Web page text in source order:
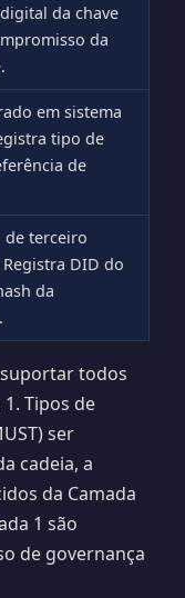
da chave
da
em sistema
tipo de
de
de terceiro
DID do
da
suportar todos
Tipos de
ser
cadeia, a
da Camada
1 são
de governança